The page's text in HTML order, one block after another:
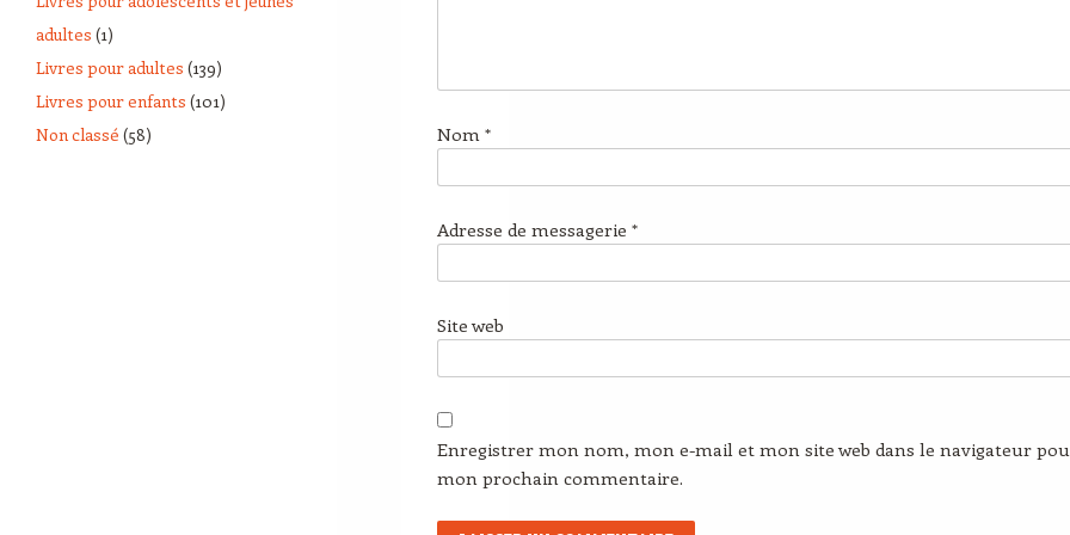
Nom *
Adresse de messagerie *
Site web
Enregistrer mon nom, mon e-mail et mon site web dans le navigateur
mon prochain commentaire.
adultes (1)
Livres pour adultes (139)
Livres pour enfants (101)
Non classé (58)